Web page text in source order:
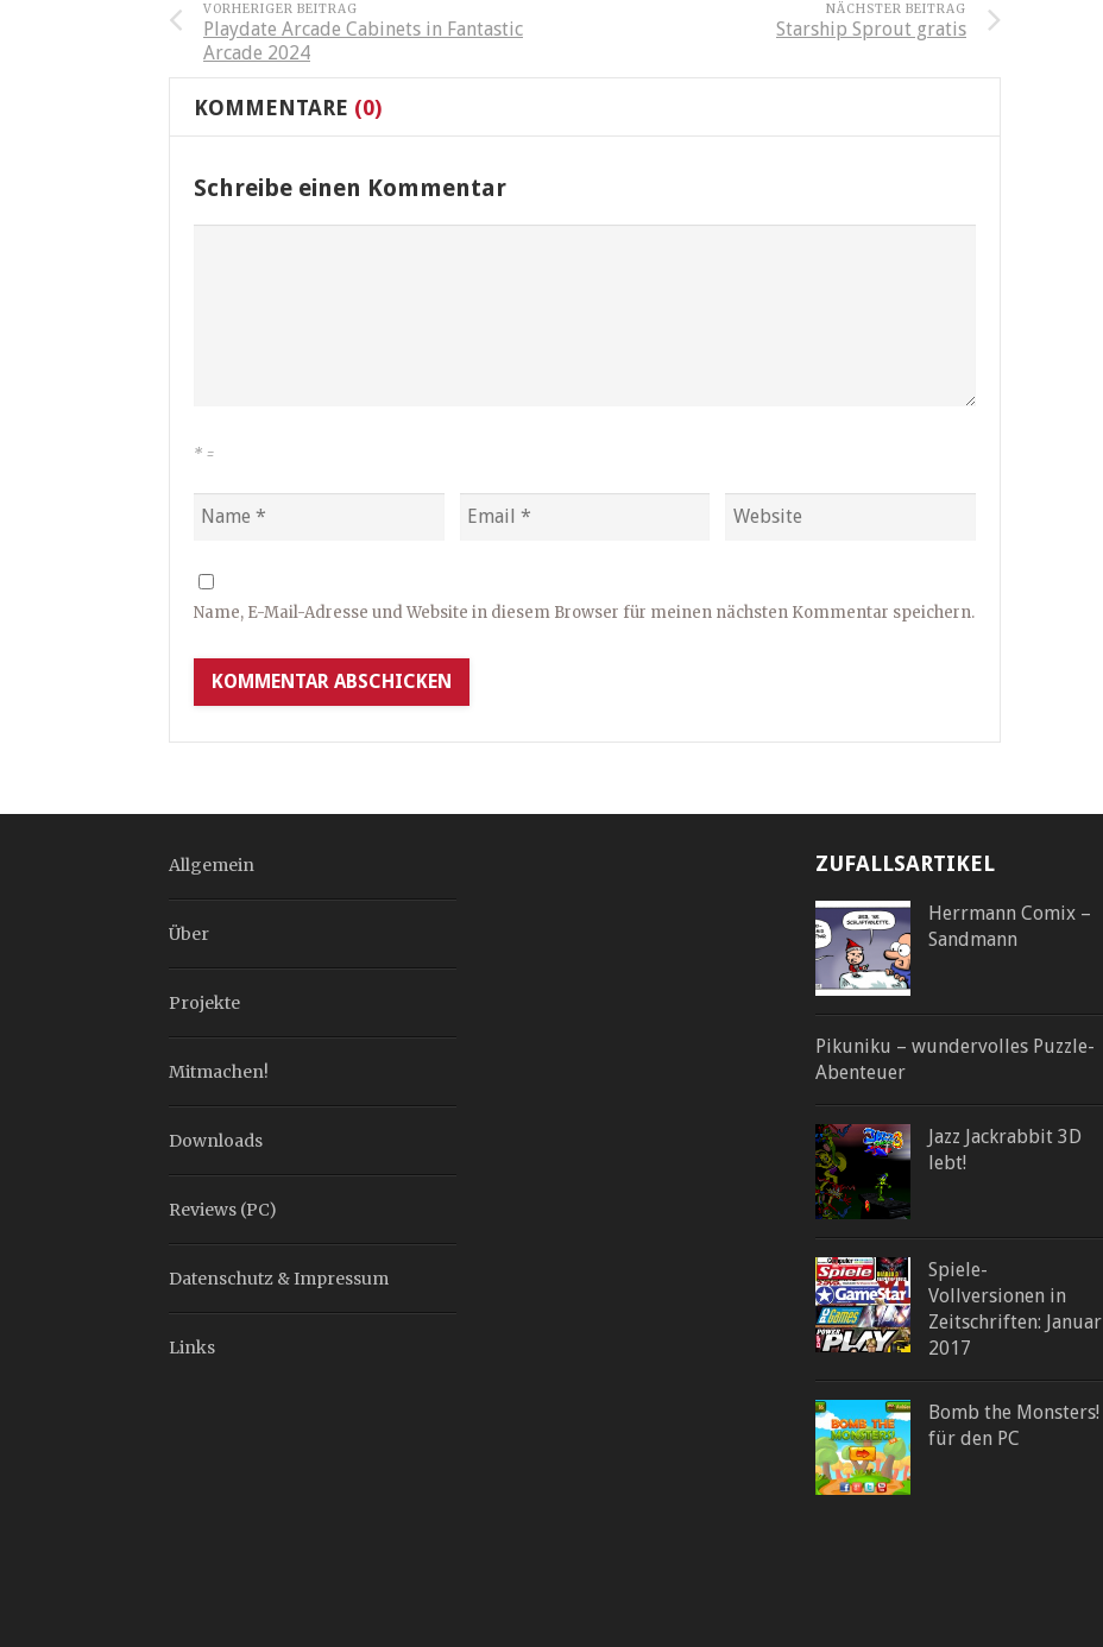
VORHERIGER BEITRAG
Playdate Arcade Cabinets in Fantastic
Arcade 2024
NÄCHSTER BEITRAG
Starship Sprout gratis
KOMMENTARE (0)
Schreibe einen Kommentar
* =
Name, E-Mail-Adresse und Website in diesem Browser für meinen nächsten Kommentar speichern.
Allgemein
Über
Projekte
Mitmachen!
Downloads
Reviews (PC)
Datenschutz & Impressum
Links
ZUFALLSARTIKEL
Herrmann Comix –
Sandmann
Pikuniku – wundervolles Puzzle-
Abenteuer
Jazz Jackrabbit 3D
lebt!
Spiele-
Vollversionen in
Zeitschriften: Januar
2017
Bomb the Monsters!
für den PC